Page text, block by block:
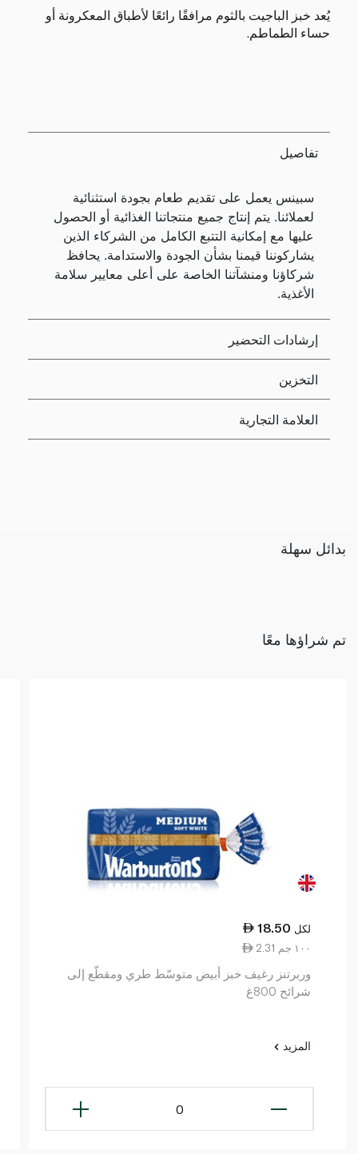
يُعد خبز الباجيت بالثوم مرافقًا رائعًا لأطباق المعكرونة أو
حساء الطماطم.
تفاصيل
سبينس يعمل على تقديم طعام بجودة استثنائية
لعملائنا. يتم إنتاج جميع منتجاتنا الغذائية أو الحصول
عليها مع إمكانية التتبع الكامل من الشركاء الذين
يشاركوننا قيمنا بشأن الجودة والاستدامة. يحافظ
شركاؤنا ومنشآتنا الخاصة على أعلى معايير سلامة
الأغذية.
إرشادات التحضير
التخزين
العلامة التجارية
بدائل سهلة
تم شراؤها معًا
18.50 لكل
2.31 ١٠٠ جم
وربرتنز رغيف خبز أبيض متوسّط طري ومقطّع إلى
شرائح 800غ
المزيد
0